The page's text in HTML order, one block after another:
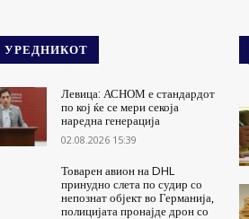
УРЕДНИКОТ
Левица: АСНОМ е стандардот
по кој ќе се мери секоја
наредна генерација
02.08.2026 15:39
Товарен авион на DHL
принудно слета по судир со
непознат објект во Германија,
полицијата пронајде дрон со